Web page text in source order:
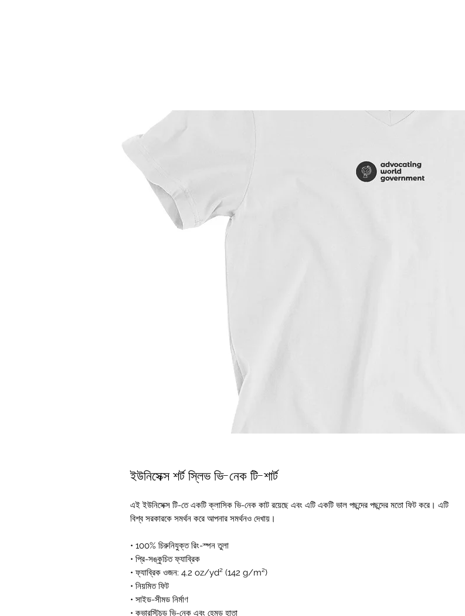
ইউনিসেক্স শর্ট স্লিভ ভি-নেক টি-শার্ট
এই ইউনিসেক্স টি-তে একটি ক্লাসিক ভি-নেক কাট রয়েছে এবং এটি একটি ভাল পছন্দের পছন্দের মতো ফিট করে। এটি
বিশ্ব সরকারকে সমর্থন করে আপনার সমর্থনও দেখায়।
• 100% চিরুনিযুক্ত রিং-স্পন তুলা
• প্রি-সঙ্কুচিত ফ্যাব্রিক
• ফ্যাব্রিক ওজন: 4.2 oz/yd² (142 g/m²)
• নিয়মিত ফিট
• সাইড-সীমড নির্মাণ
• কভারস্টিচড ভি-নেক এবং হেমড হাতা